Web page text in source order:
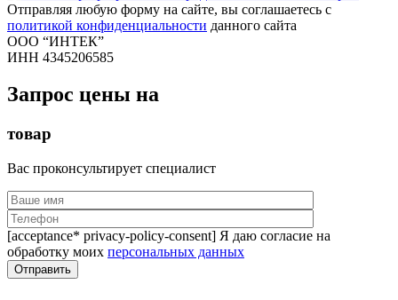
Отправляя любую форму на сайте, вы соглашаетесь с
политикой конфиденциальности данного сайта
ООО “ИНТЕК”
ИНН 4345206585
Запрос цены на
товар
Вас проконсультирует специалист
[acceptance* privacy-policy-consent] Я даю согласие на
обработку моих персональных данных